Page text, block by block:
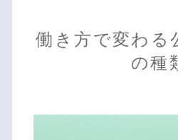
働き方で変わる
の種